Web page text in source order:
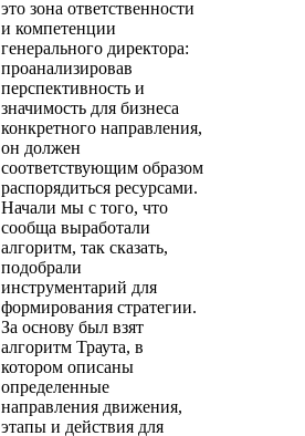
это зона ответственности
и компетенции
генерального директора:
проанализировав
перспективность и
значимость для бизнеса
конкретного направления,
он должен
соответствующим образом
распорядиться ресурсами.
Начали мы с того, что
сообща выработали
алгоритм, так сказать,
подобрали
инструментарий для
формирования стратегии.
За основу был взят
алгоритм Траута, в
котором описаны
определенные
направления движения,
этапы и действия для